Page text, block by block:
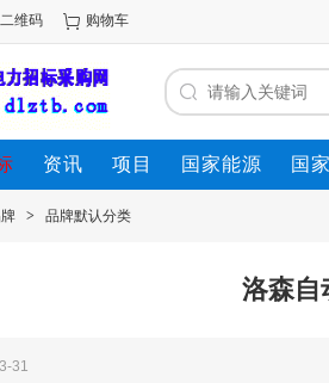
二维码 购物车
资讯 项目 国家能源 国
> 品牌默认分类
洛森自
31